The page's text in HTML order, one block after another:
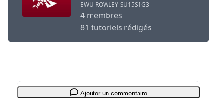
EWU-ROWLEY-SU15S1G3
4 membres
81 tutoriels rédigés
Ajouter un commentaire